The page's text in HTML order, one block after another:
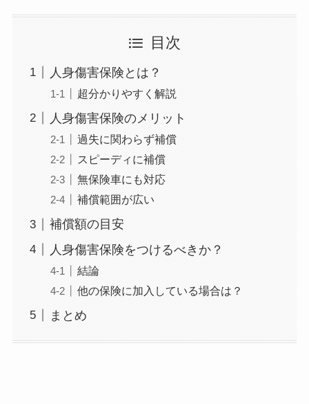
目次
人身傷害保険とは？
超分かりやすく解説
人身傷害保険のメリット
過失に関わらず補償
スピーディに補償
無保険車にも対応
補償範囲が広い
補償額の目安
人身傷害保険をつけるべきか？
結論
他の保険に加入している場合は？
まとめ